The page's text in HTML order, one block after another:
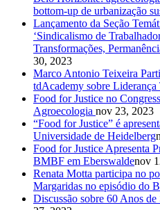
bottom-up de urbanização
Lançamento da Seção
‘Sindicalismo de
Transformações,
30, 2023
Marco Antonio Teixeira
tdAcademy sobre Liderança
Food for Justice no
Agroecologia nov 23, 2023
“Food for Justice” é
Universidade de Heidelberg
Food for Justice Apresenta
BMBF em Eberswaldenov
Renata Motta participa no
Margaridas no episódio do
Discussão sobre 60 Anos